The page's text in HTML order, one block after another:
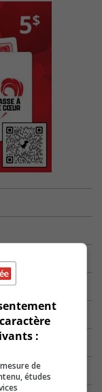
:
de
études